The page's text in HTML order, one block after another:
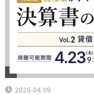
2026.04.09